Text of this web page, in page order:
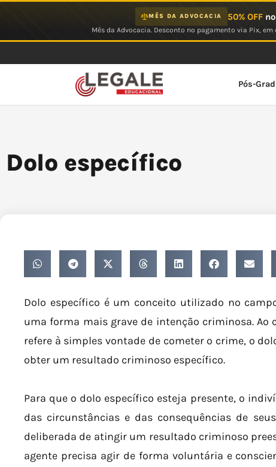
MÊS DA ADVOCACIA 50% OFFno
Mês da Advocacia. Desconto no pagamento via Pix,
Pós-
Dolo específico
Dolo específico é um conceito utilizado no
uma forma mais grave de intenção criminosa. Ao
refere à simples vontade de cometer o crime, o
obter um resultado criminoso específico.
Para que o dolo específico esteja presente, o
das circunstâncias e das consequências de
deliberada de atingir um resultado criminoso
agente precisa agir de forma voluntária e